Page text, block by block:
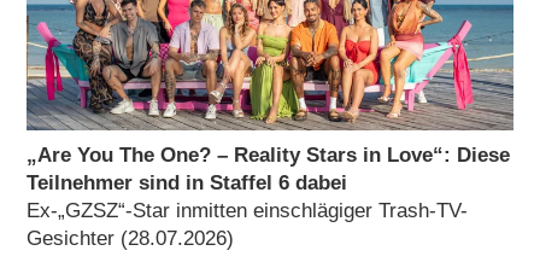
„Are You The One? – Reality Stars in Love“: Diese
Teilnehmer sind in Staffel 6 dabei
Ex-„GZSZ“-Star inmitten einschlägiger Trash-TV-
Gesichter (28.07.2026)